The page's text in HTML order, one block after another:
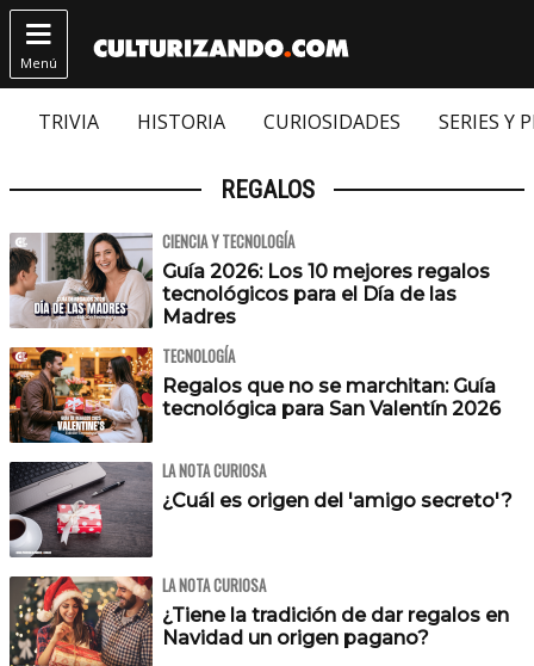

Menú
TRIVIA HISTORIA CURIOSIDADES SERIES Y
REGALOS
CIENCIA Y TECNOLOGÍA
Guía 2026: Los 10 mejores regalos
tecnológicos para el Día de las
Madres
TECNOLOGÍA
Regalos que no se marchitan: Guía
tecnológica para San Valentín 2026
LA NOTA CURIOSA
¿Cuál es origen del 'amigo secreto'?
LA NOTA CURIOSA
¿Tiene la tradición de dar regalos en
Navidad un origen pagano?